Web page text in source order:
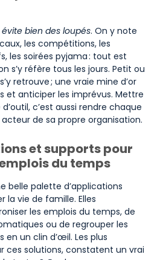
évite bien des loupés. On y note
les compétitions, les
les soirées pyjama : tout est
s’y réfère tous les jours. Petit ou
retrouve ; une vraie mine d’or
et anticiper les imprévus. Mettre
c’est aussi rendre chaque
de sa propre organisation.
et supports pour
du temps
belle palette d’applications
la vie de famille. Elles
les emplois du temps, de
ou de regrouper les
un clin d’œil. Les plus
ces solutions, constatent un vrai